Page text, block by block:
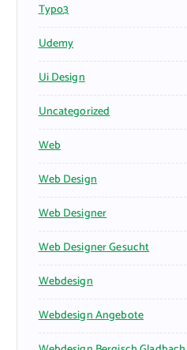
Typo3
Udemy
Ui Design
Uncategorized
Web
Web Design
Web Designer
Web Designer Gesucht
Webdesign
Webdesign Angebote